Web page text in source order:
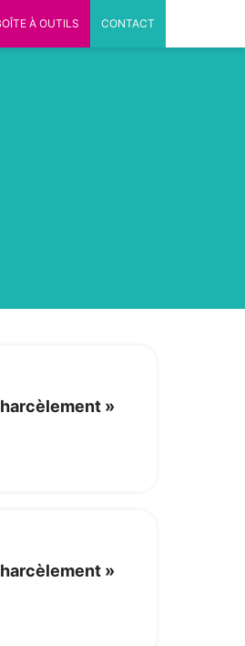
À OUTILS CONTACT
»
»